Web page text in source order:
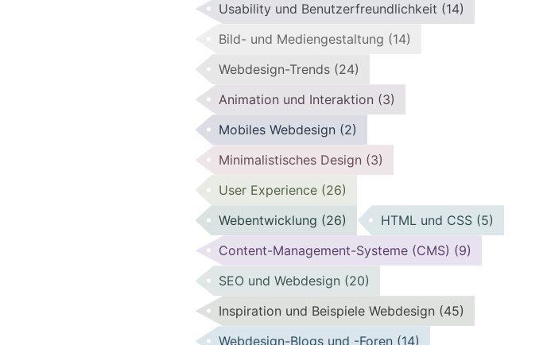
Usability und Benutzerfreundlichkeit (14)
Bild- und Mediengestaltung (14)
Webdesign-Trends (24)
Animation und Interaktion (3)
Mobiles Webdesign (2)
Minimalistisches Design (3)
User Experience (26)
Webentwicklung (26) HTML und CSS (5)
Content-Management-Systeme (CMS) (9)
SEO und Webdesign (20)
Inspiration und Beispiele Webdesign (45)
Webdesign-Blogs und -Foren (14)